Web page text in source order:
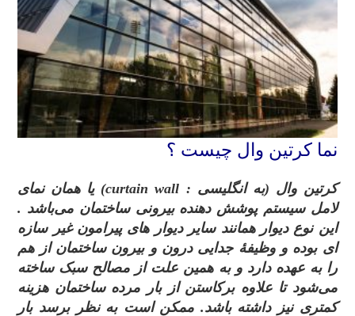
نما کرتین وال چیست ؟
کرتین وال (به انگلیسی : curtain wall) یا همان نمای
لامل سیستم پوشش دهنده بیرونی ساختمان می‌باشد .
این نوع دیوار همانند سایر دیوار های پیرامون غیر سازه‌
ای بوده و وظیفهٔ جدایی درون و بیرون ساختمان از هم
را به عهده دارد و به همین علت از مصالح سبک ساخته
می‌شود تا علاوه برکاستن از بار مرده ساختمان هزینه
کمتری نیز داشته باشد. ممکن است به نظر برسد بار